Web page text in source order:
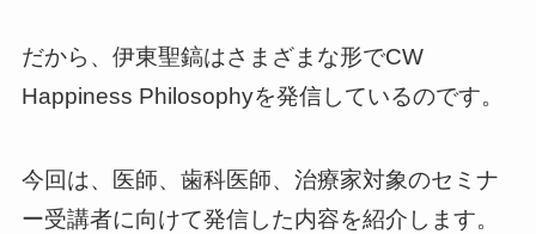
だから、伊東聖鎬はさまざまな形でCW
Happiness Philosophyを発信しているのです。
今回は、医師、歯科医師、治療家対象のセミナ
ー受講者に向けて発信した内容を紹介します。